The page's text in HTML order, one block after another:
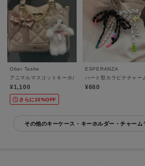
Ober Tashe
アニマルマスコットキーホルダー
¥1,100
さらに10%OFF
ESPERANZA
ハート型カラビナチャー
¥660
その他のキーケース・キーホルダー・チャーム